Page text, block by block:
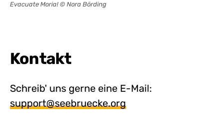
Evacuate Moria! © Nora Börding
Kontakt
Schreib' uns gerne eine E-Mail:
support@seebruecke.org